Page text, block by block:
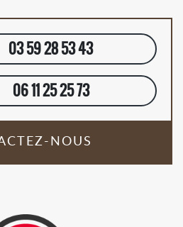
03 59 28 53 43
06 11 25 25 73
NOUS